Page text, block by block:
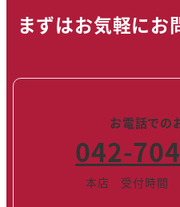
まずはお気軽にお
お電話での
042-
本店 受付時間